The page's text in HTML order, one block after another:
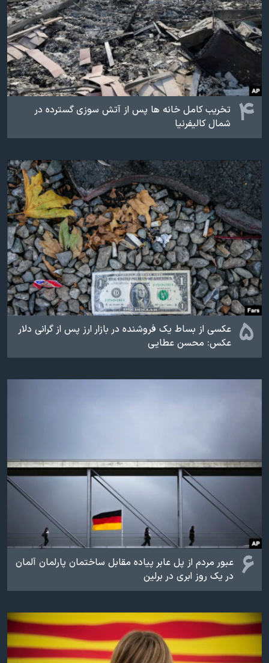
۴ تخریب کامل خانه ها پس از آتش سوزی گسترده در
شمال کالیفرنیا
۵ عکسی از بساط یک فروشنده در بازار ارز پس از گرانی دلار
عکس: محسن عطایی
۶ عبور مردم از پل عابر پیاده مقابل ساختمان پارلمان آلمان
در یک روز ابری در برلین